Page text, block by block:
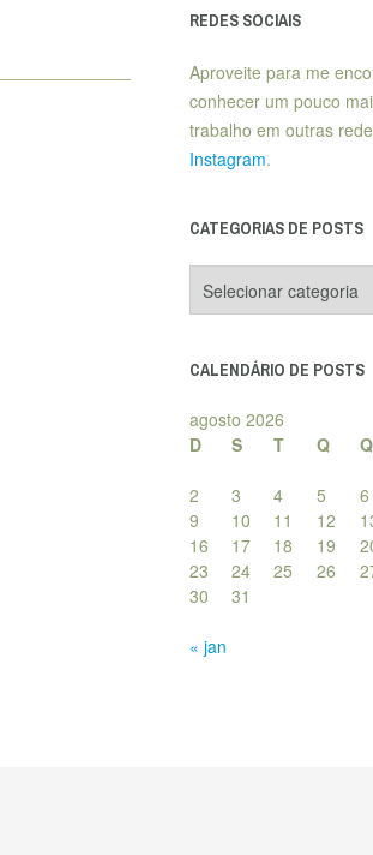
REDES SOCIAIS
Aproveite para me
conhecer um pouco
trabalho em outras
Instagram.
CATEGORIAS DE POSTS
de
CALENDÁRIO DE POSTS
agosto 2026
D
S T Q Q
2
3 4 5 6
9
10 11 12
16
17 18 19
23
24 25 26
30
31
« jan